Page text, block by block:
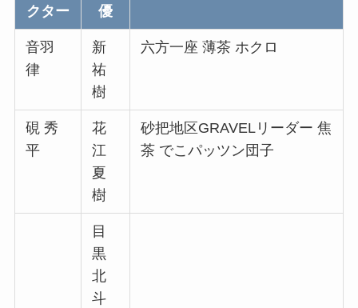
クター
優
音羽
律
新
祐
樹
六方一座 薄茶 ホクロ
硯 秀
平
花
江
夏
樹
砂把地区GRAVELリーダー 焦
茶 でこパッツン団子
目
黒
北
斗